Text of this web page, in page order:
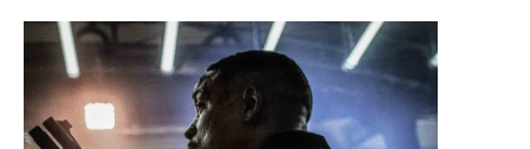
Para
Cinéfilos